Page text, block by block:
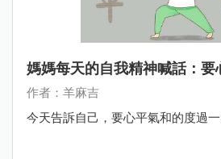
媽媽每天的自我精神喊話：要
作者：羊麻吉
今天告訴自己，要心平氣和的度過一